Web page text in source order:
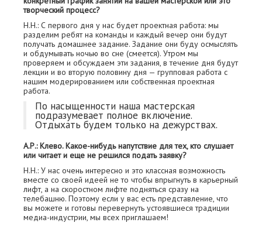
творческий процесс?
Н.Н.: С первого дня у нас будет проектная работа: мы
разделим ребят на команды и каждый вечер они будут
получать домашнее задание. Задание они буду осмыслять
и обдумывать ночью во сне (смеется). Утром мы
проверяем и обсуждаем эти задания, в течение дня будут
лекции и во вторую половину дня — групповая работа с
нашим модерированием или собственная проектная
работа.
По насыщенности наша мастерская
подразумевает полное включение.
Отдыхать будем только на дежурствах.
А.Р.: Клево. Какое-нибудь напутствие для тех, кто слушает
или читает и еще не решился подать заявку?
Н.Н.: У нас очень интересно и это классная возможность
вместе со своей идеей не то чтобы впрыгнуть в карьерный
лифт, а на скоростном лифте подняться сразу на
телебашню. Поэтому если у вас есть представление, что
вы можете и готовы перевернуть устоявшиеся традиции
медиа-индустрии, мы всех приглашаем!